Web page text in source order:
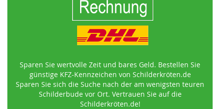
Sparen Sie wertvolle Zeit und bares Geld. Bestellen Sie
günstige KFZ-Kennzeichen von Schilderkröten.de
Sparen Sie sich die Suche nach der am wenigsten teuren
Schilderbude vor Ort. Vertrauen Sie auf die
Schilderkröten.de!